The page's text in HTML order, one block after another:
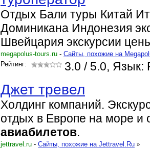
Отдых Бали туры Китай
Доминикана Индонезия
Швейцария экскурсии
megapolus-tours.ru - Cайты, похожие на
Рейтинг:
3.0 / 5.0, Язык:
Джет тревел
Холдинг компаний.
отдых в Европе на море и
авиабилетов.
jettravel.ru - Cайты, похожие на Jettravel.Ru »